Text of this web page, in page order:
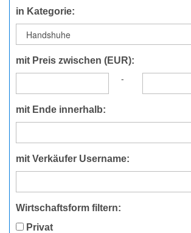
in Kategorie:
mit Preis zwischen (EUR):
-
mit Ende innerhalb:
mit Verkäufer Username:
Wirtschaftsform filtern:
Privat